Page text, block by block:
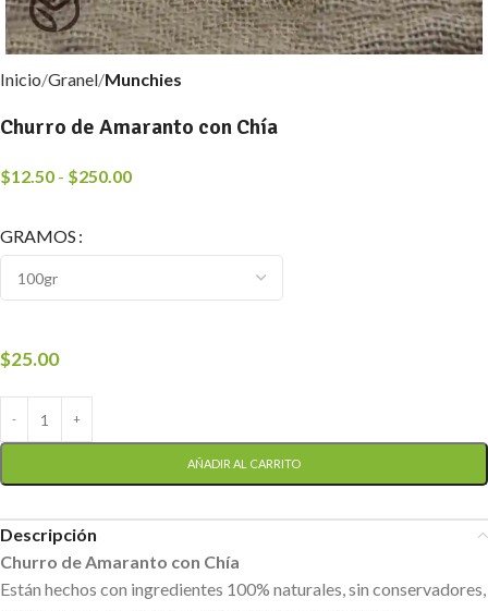
Inicio Granel Munchies
Churro de Amaranto con Chía
$12.50 - $250.00
GRAMOS
$25.00
AÑADIR AL CARRITO
Descripción
Churro de Amaranto con Chía
Están hechos con ingredientes 100% naturales, sin conservadores,